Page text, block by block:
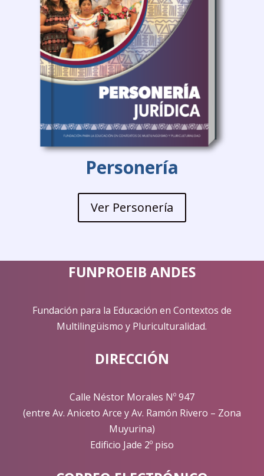
Personería
Ver Personería
FUNPROEIB ANDES
Fundación para la Educación en Contextos de
Multilingüismo y Pluriculturalidad.
DIRECCIÓN
Calle Néstor Morales Nº 947
(entre Av. Aniceto Arce y Av. Ramón Rivero – Zona
Muyurina)
Edificio Jade 2º piso